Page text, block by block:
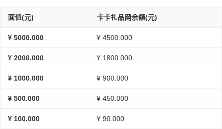
面值(元) 卡卡礼品网余额(元)
¥ 5000.000 ¥ 4500.000
¥ 2000.000 ¥ 1800.000
¥ 1000.000 ¥ 900.000
¥ 500.000 ¥ 450.000
¥ 100.000 ¥ 90.000